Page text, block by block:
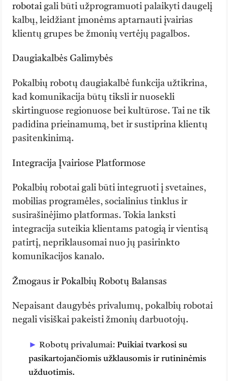
robotai gali būti užprogramuoti palaikyti daugelį
kalbų, leidžiant įmonėms aptarnauti įvairias
klientų grupes be žmonių vertėjų pagalbos.
Daugiakalbės Galimybės
Pokalbių robotų daugiakalbė funkcija užtikrina,
kad komunikacija būtų tiksli ir nuosekli
skirtinguose regionuose bei kultūrose. Tai ne tik
padidina prieinamumą, bet ir sustiprina klientų
pasitenkinimą.
Integracija Įvairiose Platformose
Pokalbių robotai gali būti integruoti į svetaines,
mobilias programėles, socialinius tinklus ir
susirašinėjimo platformas. Tokia lanksti
integracija suteikia klientams patogią ir vientisą
patirtį, nepriklausomai nuo jų pasirinkto
komunikacijos kanalo.
Žmogaus ir Pokalbių Robotų Balansas
Nepaisant daugybės privalumų, pokalbių robotai
negali visiškai pakeisti žmonių darbuotojų.
Robotų privalumai: Puikiai tvarkosi su
pasikartojančiomis užklausomis ir rutininėmis
užduotimis.